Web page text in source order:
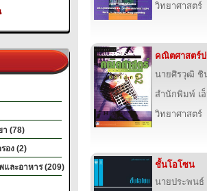
า (78)
อง (2)
และอาหาร (209)
วิทยาศาสตร์
คณิตศาสตร์ป
นายศิรวุฒิ ชิ
สำนักพิมพ์ เ
วิทยาศาสตร์
ชั้นโอโซน
นายประพน